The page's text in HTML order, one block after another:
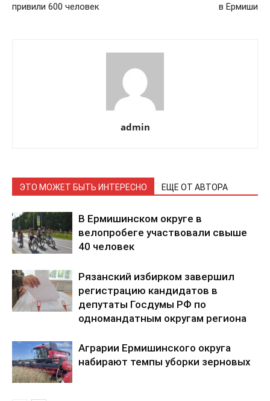
привили 600 человек
в Ермиши
admin
ЭТО МОЖЕТ БЫТЬ ИНТЕРЕСНО ЕЩЕ ОТ АВТОРА
В Ермишинском округе в
велопробеге участвовали свыше
40 человек
Рязанский избирком завершил
регистрацию кандидатов в
депутаты Госдумы РФ по
одномандатным округам региона
Аграрии Ермишинского округа
набирают темпы уборки зерновых